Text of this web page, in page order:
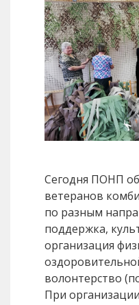
Сегодня ПОНП
ветеранов
по разным
поддержка,
организация
волонтерство
При